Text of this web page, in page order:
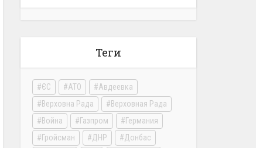
Теги
ЄС АТО
Авдеевка
Верховна Рада
Верховная Рада
Война
Газпром
Германия
Гройсман
ДНР
Донбас